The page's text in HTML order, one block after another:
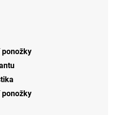
ponožky
ponožky